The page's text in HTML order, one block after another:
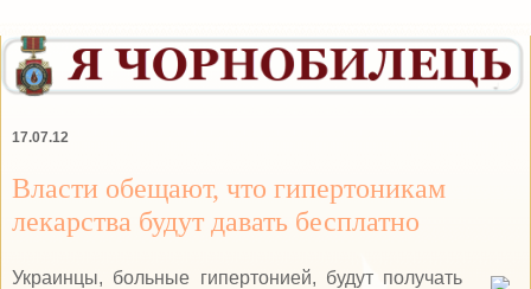
17.07.12
Власти обещают, что гипертоникам
лекарства будут давать бесплатно
Украинцы, больные гипертонией, будут получать